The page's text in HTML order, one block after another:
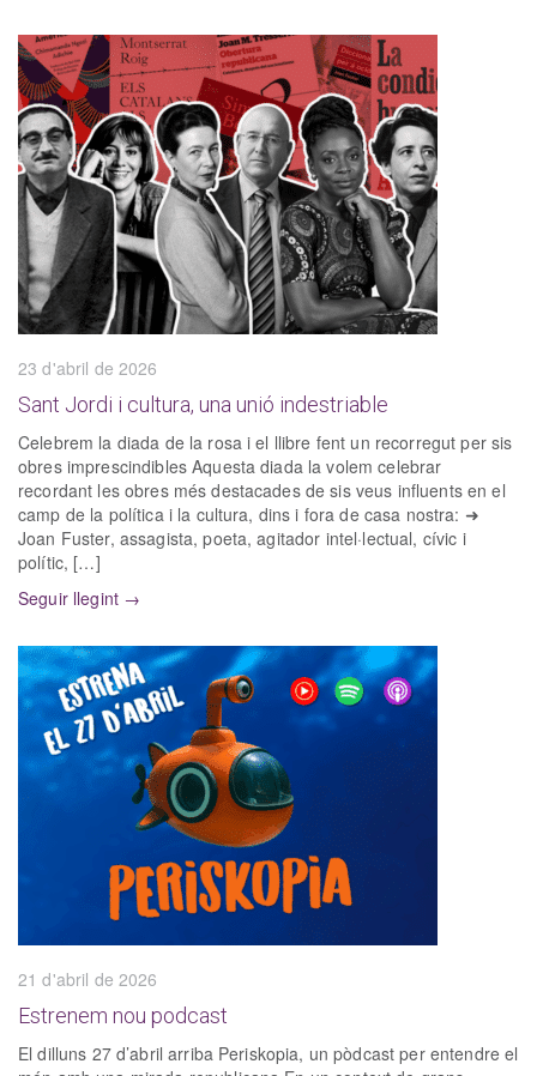
23 d'abril de 2026
Sant Jordi i cultura, una unió indestriable
Celebrem la diada de la rosa i el llibre fent un recorregut per sis
obres imprescindibles Aquesta diada la volem celebrar
recordant les obres més destacades de sis veus influents en el
camp de la política i la cultura, dins i fora de casa nostra: ➜
Joan Fuster, assagista, poeta, agitador intel·lectual, cívic i
polític, […]
Seguir llegint →
21 d'abril de 2026
Estrenem nou podcast
El dilluns 27 d’abril arriba Periskopia, un pòdcast per entendre el